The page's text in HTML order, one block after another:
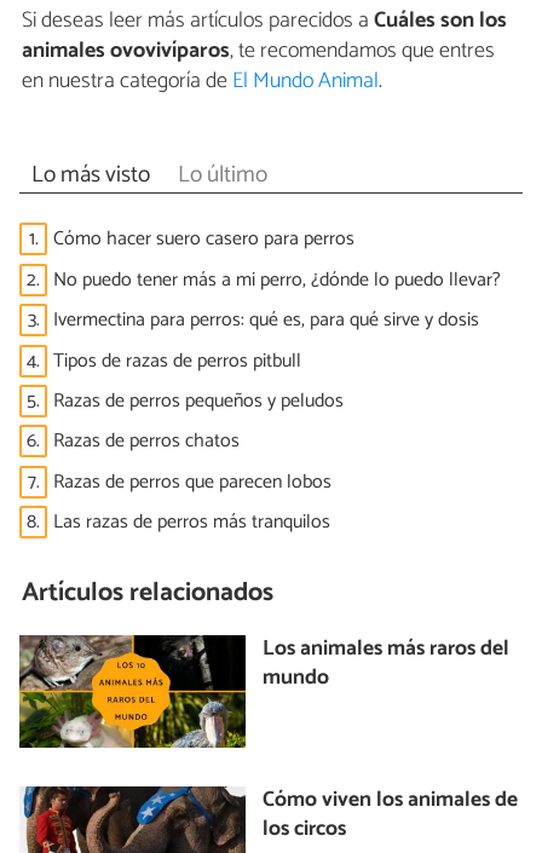
Si deseas leer más artículos parecidos aCuáles son los
animales ovovivíparos, te recomendamos que entres
en nuestra categoría deEl Mundo Animal.
Lo más visto Lo último
1. Cómo hacer suero casero para perros
2. No puedo tener más a mi perro, ¿dónde lo puedo llevar?
3. Ivermectina para perros: qué es, para qué sirve y dosis
4. Tipos de razas de perros pitbull
5. Razas de perros pequeños y peludos
6. Razas de perros chatos
7. Razas de perros que parecen lobos
8. Las razas de perros más tranquilos
Artículos relacionados
Los animales más raros del
mundo
Cómo viven los animales de
los circos